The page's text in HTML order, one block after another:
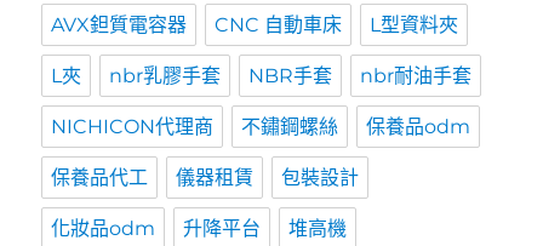
AVX鉭質電容器 CNC 自動車床 L型資料夾
L夾 nbr乳膠手套 NBR手套 nbr耐油手套
NICHICON代理商 不鏽鋼螺絲 保養品odm
保養品代工 儀器租賃 包裝設計
化妝品odm 升降平台 堆高機